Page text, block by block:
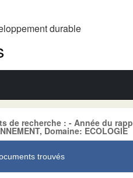
durable
de recherche : - Année du
Domaine: ECOLOGIE
trouvés